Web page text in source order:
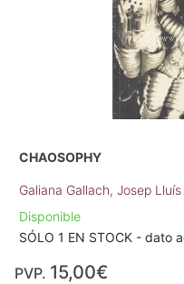
CHAOSOPHY
Galiana Gallach, Josep Lluís
Disponible
SÓLO 1 EN STOCK - dato
PVP. 15,00€